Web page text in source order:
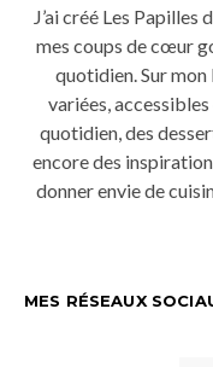
J’ai créé Les
mes coups de cœur
quotidien. Sur
variées,
quotidien, des
encore des
donner envie de
MES RÉSEAUX